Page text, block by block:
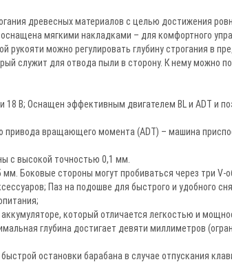
древесных материалов с целью достижения
мягкими накладками – для комфортного
можно регулировать глубину строгания в
служит для отвода пыли в сторону. К нему можно
18 В; Оснащен эффективным двигателем BL и ADT и
привода вращающего момента (ADT) – машина
с высокой точностью 0,1 мм.
мм. Боковые стороны могут пробиваться через три
Паз на подошве для быстрого и удобного
который отличается легкостью и
глубина достигает девяти миллиметров
остановки барабана в случае отпускания